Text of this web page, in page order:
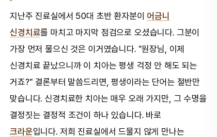
지난주 진료실에서 50대 초반 환자분이 어금니
신경치료를 마치고 마지막 점검으로 오셨습니다. 그분이
가장 먼저 물으신 것은 이거였습니다. "원장님, 이제
신경치료 끝났으니까 이 치아는 평생 걱정 안 해도 되는
거죠?" 결론부터 말씀드리면, 평생이라는 단어는 절반만
맞습니다. 신경치료한 치아는 매우 오래 가지만, 그 수명을
결정짓는 결정적 조건이 하나 있습니다. 바로
크라운입니다. 저희 진료실에서 드물지 않게 만나는